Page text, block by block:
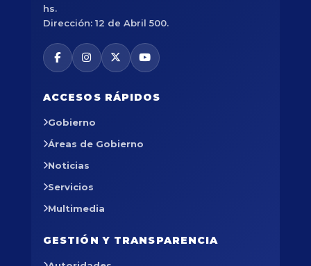
hs.
Dirección: 12 de Abril 500.
ACCESOS RÁPIDOS
Gobierno
Áreas de Gobierno
Noticias
Servicios
Multimedia
GESTIÓN Y TRANSPARENCIA